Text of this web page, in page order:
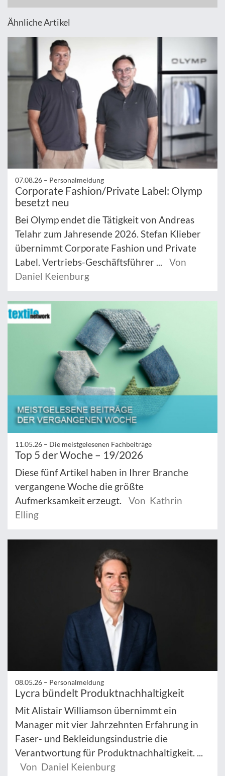
Ähnliche Artikel
07.08.26 – Personalmeldung
Corporate Fashion/Private Label: Olymp
besetzt neu
Bei Olymp endet die Tätigkeit von Andreas
Telahr zum Jahresende 2026. Stefan Klieber
übernimmt Corporate Fashion und Private
Label. Vertriebs-Geschäftsführer ...
Von
Daniel Keienburg
11.05.26 – Die meistgelesenen Fachbeiträge
Top 5 der Woche – 19/2026
Diese fünf Artikel haben in Ihrer Branche
vergangene Woche die größte
Aufmerksamkeit erzeugt.
Von Kathrin
Elling
08.05.26 – Personalmeldung
Lycra bündelt Produktnachhaltigkeit
Mit Alistair Williamson übernimmt ein
Manager mit vier Jahrzehnten Erfahrung in
Faser- und Bekleidungsindustrie die
Verantwortung für Produktnachhaltigkeit. ...
Von Daniel Keienburg